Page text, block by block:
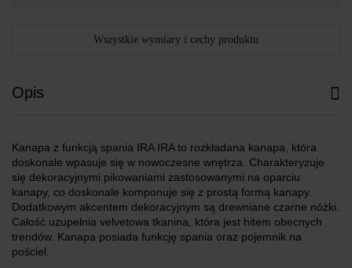
Wszystkie wymiary i cechy produktu
Opis
Kanapa z funkcją spania IRA IRA to rozkładana kanapa, która
doskonale wpasuje się w nowoczesne wnętrza. Charakteryzuje
się dekoracyjnymi pikowaniami zastosowanymi na oparciu
kanapy, co doskonale komponuje się z prostą formą kanapy.
Dodatkowym akcentem dekoracyjnym są drewniane czarne nóżki.
Całość uzupełnia velvetowa tkanina, która jest hitem obecnych
trendów. Kanapa posiada funkcję spania oraz pojemnik na
pościel.